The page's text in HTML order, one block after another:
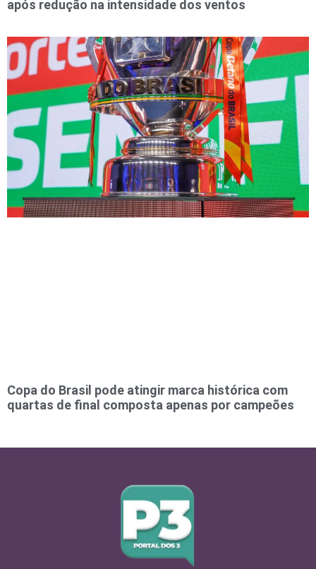
após redução na intensidade dos ventos
Copa do Brasil pode atingir marca histórica com
quartas de final composta apenas por campeões